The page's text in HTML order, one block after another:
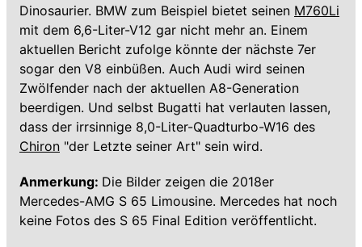
Dinosaurier. BMW zum Beispiel bietet seinen M760Li
mit dem 6,6-Liter-V12 gar nicht mehr an. Einem
aktuellen Bericht zufolge könnte der nächste 7er
sogar den V8 einbüßen. Auch Audi wird seinen
Zwölfender nach der aktuellen A8-Generation
beerdigen. Und selbst Bugatti hat verlauten lassen,
dass der irrsinnige 8,0-Liter-Quadturbo-W16 des
Chiron "der Letzte seiner Art" sein wird.
Anmerkung: Die Bilder zeigen die 2018er
Mercedes-AMG S 65 Limousine. Mercedes hat noch
keine Fotos des S 65 Final Edition veröffentlicht.